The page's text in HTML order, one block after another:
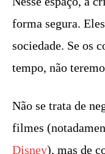
forma segura.
sociedade. Se os
tempo, não
Não se trata de
filmes
Disney), mas de